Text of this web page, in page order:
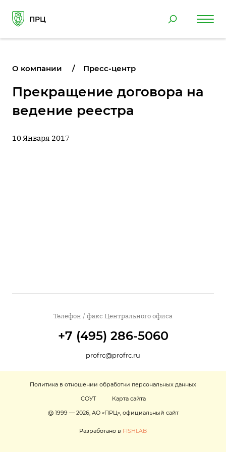
ПРЦ
О компании Пресс-центр
Прекращение договора на
ведение реестра
10 Января 2017
Телефон / факс Центрального офиса
+7 (495) 286-5060
profrc@profrc.ru
Политика в отношении обработки персональных данных
СОУТ
Карта сайта
@ 1999 — 2026, АО «ПРЦ», официальный сайт
Разработано в FISHLAB